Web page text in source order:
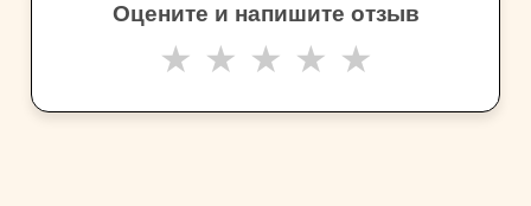
Оцените и напишите отзыв
★ ★ ★ ★ ★